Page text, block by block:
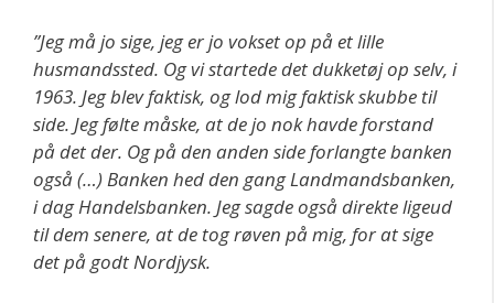
”Jeg må jo sige, jeg er jo vokset op på et lille
husmandssted. Og vi startede det dukketøj op selv, i
1963. Jeg blev faktisk, og lod mig faktisk skubbe til
side. Jeg følte måske, at de jo nok havde forstand
på det der. Og på den anden side forlangte banken
også (…) Banken hed den gang Landmandsbanken,
i dag Handelsbanken. Jeg sagde også direkte ligeud
til dem senere, at de tog røven på mig, for at sige
det på godt Nordjysk.